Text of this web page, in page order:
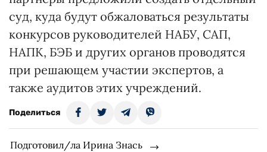
суд, куда будут обжаловаться результаты
конкурсов руководителей НАБУ, САП,
НАПК, БЭБ и других органов проводятся
при решающем участии экспертов, а
также аудитов этих учреждений.
Поделиться
Подготовил/ла Ирина Знась